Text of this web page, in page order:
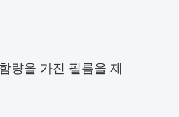
량을 가진 필름을 제